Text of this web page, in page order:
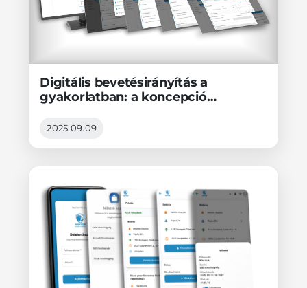
Digitális bevetésirányítás a
gyakorlatban: a koncepció
2025.09.09